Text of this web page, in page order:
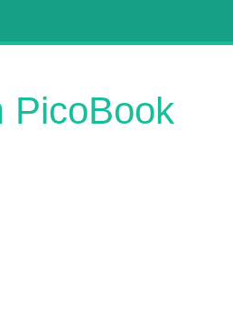
PicoBook